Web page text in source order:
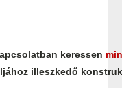
keressen
illeszkedő